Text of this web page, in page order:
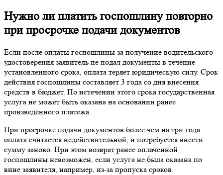
Нужно ли платить госпошлину повторно
при просрочке подачи документов
Если после оплаты госпошлины за получение водительского
удостоверения заявитель не подал документы в течение
установленного срока, оплата теряет юридическую силу. Срок
действия госпошлины составляет 3 года со дня внесения
средств в бюджет. По истечении этого срока государственная
услуга не может быть оказана на основании ранее
произведённого платежа.
При просрочке подачи документов более чем на три года
оплата считается недействительной, и потребуется внести
сумму заново. При этом возврат ранее оплаченной
госпошлины невозможен, если услуга не была оказана по
вине заявителя, например, из-за пропуска сроков.